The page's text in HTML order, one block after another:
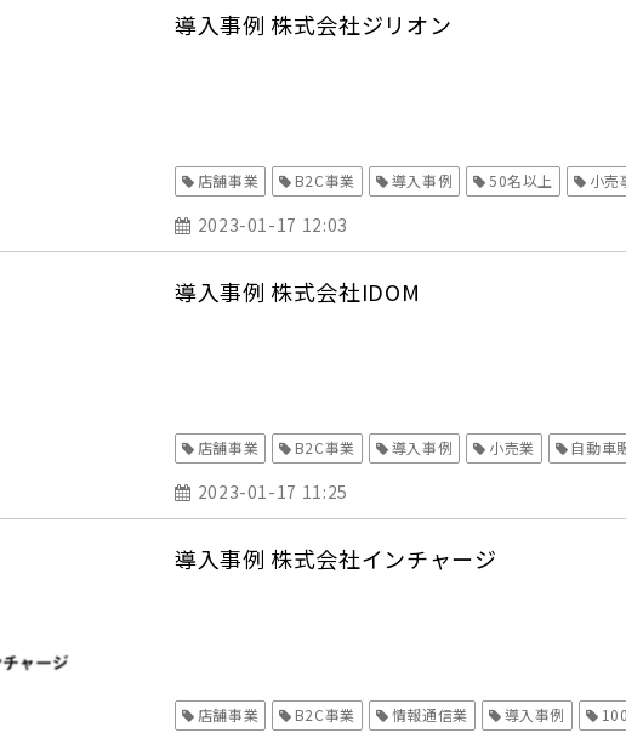
導入事例 株式会社ジリオン
店舗事業 B2C事業 導入事例 50名以上 小売
2023-01-17 12:03
導入事例 株式会社IDOM
店舗事業 B2C事業 導入事例 小売業 自動車
2023-01-17 11:25
導入事例 株式会社インチャージ
店舗事業 B2C事業 情報通信業 導入事例